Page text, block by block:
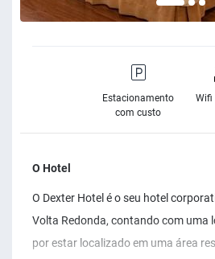
Estacionamento
com custo
Wifi
O Hotel
O Dexter Hotel é o seu hotel
Volta Redonda, contando com uma
por estar localizado em uma área